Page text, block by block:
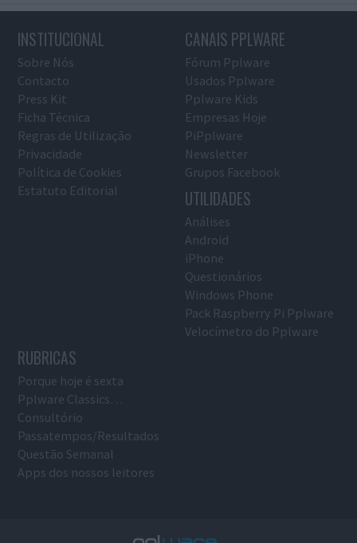
INSTITUCIONAL
Sobre Nós
Contacto
Press Kit
Ficha Técnica
Regras de Utilização
Privacidade
Política de Cookies
Estatuto Editorial
CANAIS PPLWARE
Fórum Pplware
Usados Pplware
Pplware Kids
Empresas Hoje
PiPplware
Newsletter
Grupos Facebook
UTILIDADES
Análises
Android
iPhone
Questionários
Windows Phone
Pack Raspberry Pi Pplware
Velocímetro do Pplware
RUBRICAS
Porque hoje é sexta
Pplware Classics…
Consultório
Passatempos/Resultados
Questão Semanal
Apps dos nossos leitores